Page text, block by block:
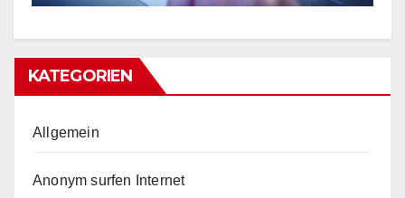
KATEGORIEN
Allgemein
Anonym surfen Internet